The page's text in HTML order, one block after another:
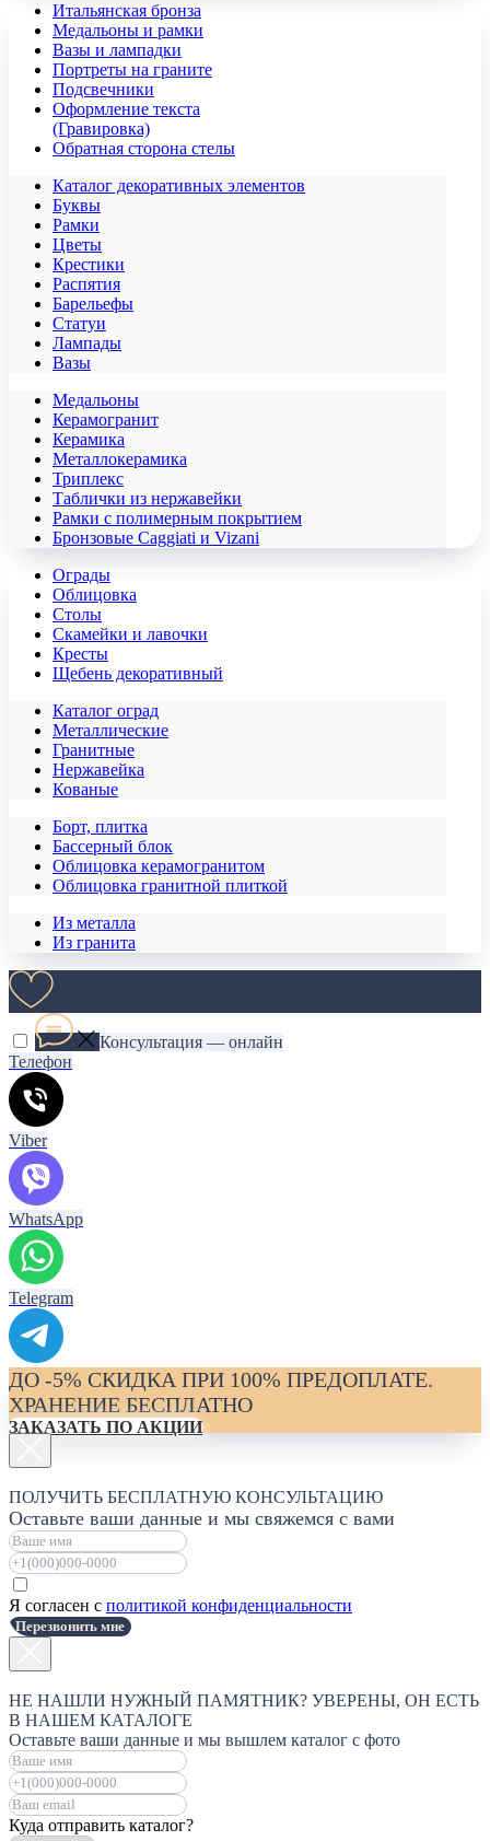
Итальянская бронза
Медальоны и рамки
Вазы и лампадки
Портреты на граните
Подсвечники
Оформление текста
(Гравировка)
Обратная сторона стелы
Каталог декоративных элементов
Буквы
Рамки
Цветы
Крестики
Распятия
Барельефы
Статуи
Лампады
Вазы
Медальоны
Керамогранит
Керамика
Металлокерамика
Триплекс
Таблички из нержавейки
Рамки с полимерным покрытием
Бронзовые Caggiati и Vizani
Ограды
Облицовка
Столы
Скамейки и лавочки
Кресты
Щебень декоративный
Каталог оград
Металлические
Гранитные
Нержавейка
Кованые
Борт, плитка
Бассерный блок
Облицовка керамогранитом
Облицовка гранитной плиткой
Из металла
Из гранита
Консультация — онлайн
Телефон
Viber
WhatsApp
Telegram
ДО -5% СКИДКА ПРИ 100% ПРЕДОПЛАТЕ.
ХРАНЕНИЕ БЕСПЛАТНО
ЗАКАЗАТЬ ПО АКЦИИ
ПОЛУЧИТЬ БЕСПЛАТНУЮ КОНСУЛЬТАЦИЮ
Оставьте ваши данные и мы свяжемся с вами
Я согласен с политикой конфиденциальности
Перезвонить мне
НЕ НАШЛИ НУЖНЫЙ ПАМЯТНИК? УВЕРЕНЫ, ОН ЕСТЬ
В НАШЕМ КАТАЛОГЕ
Оставьте ваши данные и мы вышлем каталог с фото
Куда отправить каталог?